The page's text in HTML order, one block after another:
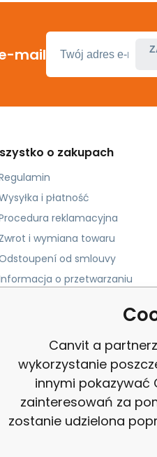
mail
o zakupach
i płatność
reklamacyjna
Zwrot i wymiana towaru
od smlouvy
o przetwarzaniu
Canvit a
wykorzystanie
innymi pokazywać
zainteresowań za
zostanie udzielona